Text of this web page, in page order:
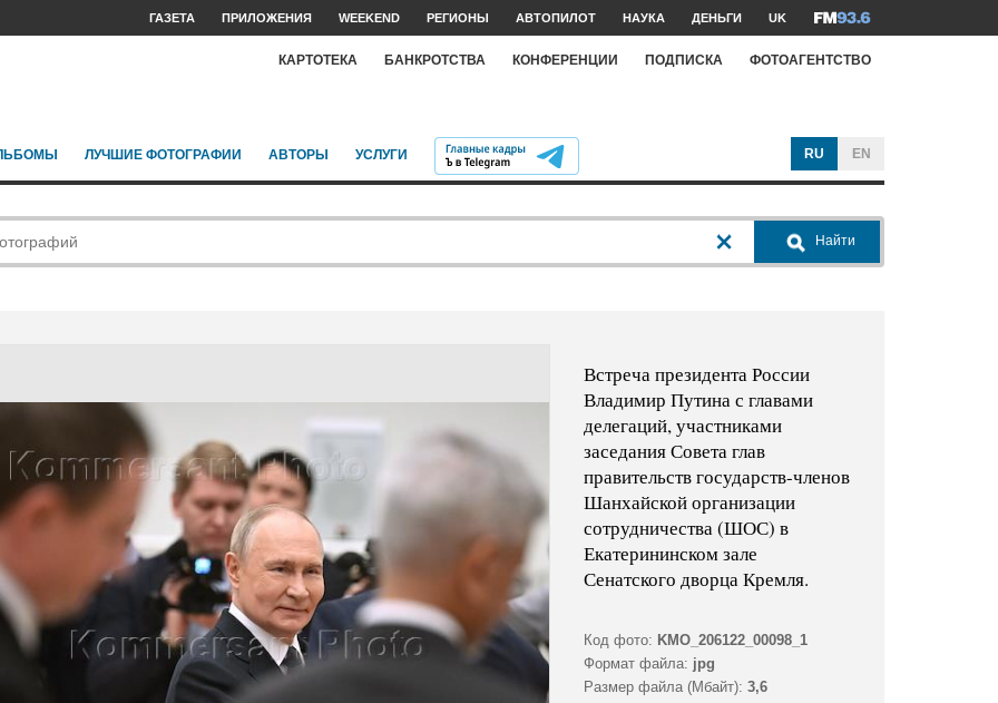
ГАЗЕТА ПРИЛОЖЕНИЯ WEEKEND РЕГИОНЫ АВТОПИЛОТ НАУКА ДЕНЬГИ UK
КАРТОТЕКА БАНКРОТСТВА КОНФЕРЕНЦИИ ПОДПИСКА ФОТОАГЕНТСТВО
ЛУЧШИЕ ФОТОГРАФИИ АВТОРЫ УСЛУГИ RU EN
Найти
Встреча президента России
Владимир Путина с главами
делегаций, участниками
заседания Совета глав
правительств государств-членов
Шанхайской организации
сотрудничества (ШОС) в
Екатерининском зале
Сенатского дворца Кремля.
Код фото: KMO_206122_00098_1
Формат файла: jpg
Размер файла (Мбайт): 3,6